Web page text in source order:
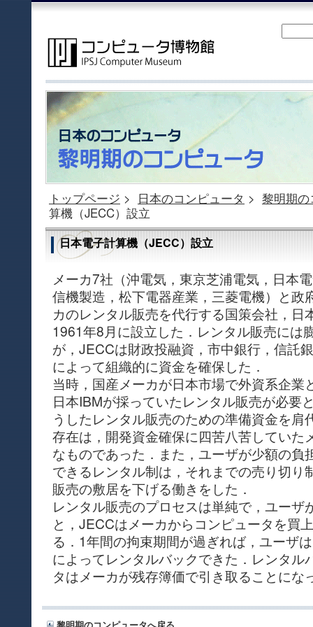
トップページ > 日本のコンピュータ > 黎明期
算機（JECC）設立
日本電子計算機（JECC）設立
メーカ7社（沖電気，東京芝浦電気，日本
信機製造，松下電器産業，三菱電機）と政
カのレンタル販売を代行する国策会社，日
1961年8月に設立した．レンタル販売には
が，JECCは財政投融資，市中銀行，信託
によって組織的に資金を確保した．
当時，国産メーカが日本市場で外資系企業
日本IBMが採っていたレンタル販売が必要
うしたレンタル販売のための準備資金を肩
存在は，開発資金確保に四苦八苦していた
なものであった．また，ユーザが少額の負
できるレンタル制は，それまでの売り切り
販売の敷居を下げる働きをした．
レンタル販売のプロセスは単純で，ユーザ
と，JECCはメーカからコンピュータを買
る．1年間の拘束期間が過ぎれば，ユーザ
によってレンタルバックできた．レンタル
タはメーカが残存簿価で引き取ることにな